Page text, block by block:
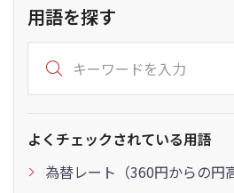
用語を探す
よくチェックされている用語
為替レート（360円からの円